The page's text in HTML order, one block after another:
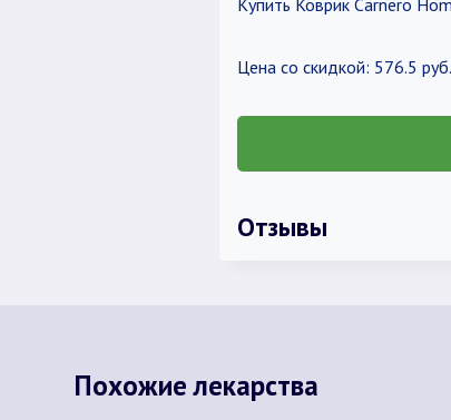
Купить Коврик Carnero
Цена со скидкой: 576.5 руб.
Отзывы
Похожие лекарства